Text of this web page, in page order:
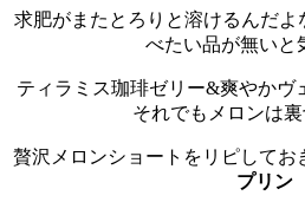
求肥がまたとろりと溶けるんだよ
べたい品が無いと
ティラミス珈琲ゼリー&爽やかヴ
それでもメロンは
贅沢メロンショートをリピしてお
プリン